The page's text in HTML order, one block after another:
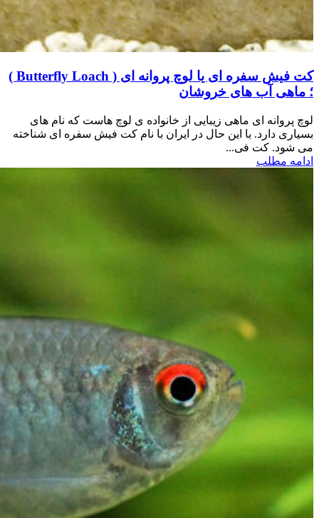
کت فیش سفره ای یا لوچ پروانه ای ( Butterfly Loach )
؛ ماهی آب های خروشان
لوچ پروانه ای ماهی زیبایی از خانواده ی لوچ هاست که نام های
بسیاری دارد. با این حال در ایران با نام کت فیش سفره ای شناخته
می شود. کت فی...
ادامه مطلب